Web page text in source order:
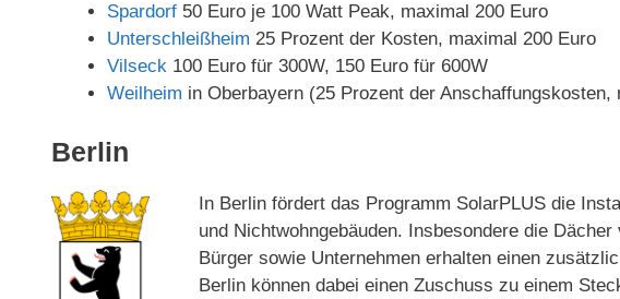
Spardorf 50 Euro je 100 Watt Peak, maximal 200 Euro
Unterschleißheim 25 Prozent der Kosten, maximal 200 Euro
Vilseck 100 Euro für 300W, 150 Euro für 600W
Weilheim in Oberbayern (25 Prozent der Anschaffungskosten,
Berlin
In Berlin fördert das Programm SolarPLUS die
und Nichtwohngebäuden. Insbesondere die
Bürger sowie Unternehmen erhalten einen
Berlin können dabei einen Zuschuss zu einem